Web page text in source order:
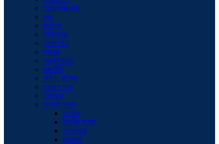
নারায়ণগঞ্জ সদর
বন্দর
ফতুল্লা
সিদ্ধিরগঞ্জ
সোনারগাঁও
রূপগঞ্জ
আড়াইহাজার
রাজনীতি
অর্থ ও বাণিজ্য
প্রবাসে ডাক
খেলাধুলা
অনন্যা সংবাদ
সংগঠন
নিখোঁজ সংবাদ
সাক্ষাৎকার
বিনোদন